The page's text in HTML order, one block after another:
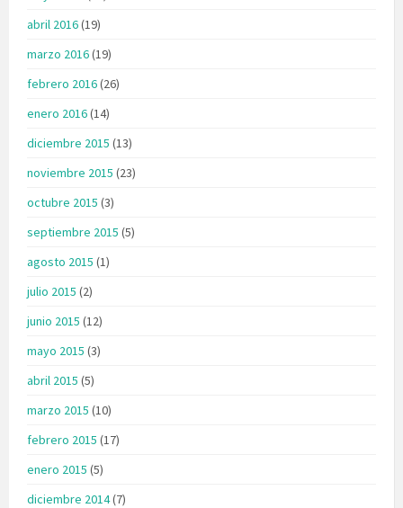
abril 2016(19)
marzo 2016(19)
febrero 2016(26)
enero 2016(14)
diciembre 2015 (13)
noviembre 2015 (23)
octubre 2015 (3)
septiembre 2015 (5)
agosto 2015 (1)
julio 2015 (2)
junio 2015 (12)
mayo 2015 (3)
abril 2015 (5)
marzo 2015 (10)
febrero 2015 (17)
enero 2015 (5)
diciembre 2014(7)